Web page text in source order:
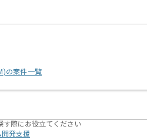
の案件一覧
す際にお役立てください
開発支援